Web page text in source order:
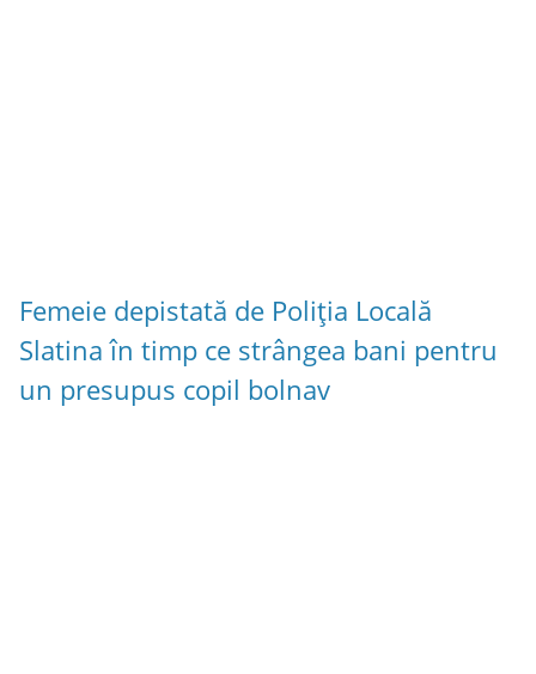
Femeie depistată de Poliția Locală
Slatina în timp ce strângea bani pentru
un presupus copil bolnav